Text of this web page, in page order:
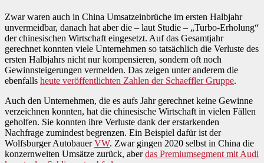
Zwar waren auch in China Umsatzeinbrüche im ersten Halbjahr
unvermeidbar, danach hat aber die – laut Studie – „Turbo-Erholung“
der chinesischen Wirtschaft eingesetzt. Auf das Gesamtjahr
gerechnet konnten viele Unternehmen so tatsächlich die Verluste des
ersten Halbjahrs nicht nur kompensieren, sondern oft noch
Gewinnsteigerungen vermelden. Das zeigen unter anderem die
ebenfalls heute veröffentlichten Zahlen der Schaeffler Gruppe.
Auch den Unternehmen, die es aufs Jahr gerechnet keine Gewinne
verzeichnen konnten, hat die chinesische Wirtschaft in vielen Fällen
geholfen. Sie konnten ihre Verluste dank der erstarkenden
Nachfrage zumindest begrenzen. Ein Beispiel dafür ist der
Wolfsburger AutobauerVW. Zwar gingen 2020 selbst in China die
konzernweiten Umsätze zurück, aberdas Premiumsegment mit Audi